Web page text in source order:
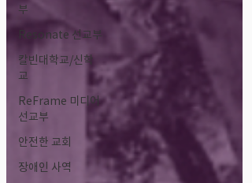
부
Resonate 선교부
칼빈대학교/신학
교
ReFrame 미디어
선교부
안전한 교회
장애인 사역